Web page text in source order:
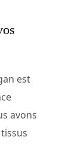
est
avons